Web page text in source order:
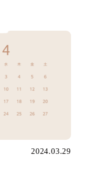
2024.03.29